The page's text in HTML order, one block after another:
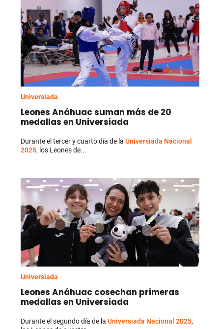
Universiada
Leones Anáhuac suman más de 20
medallas en Universiada
Durante el tercer y cuarto día de laUniversiada Nacional
2025, los Leones de...
Universiada
Leones Anáhuac cosechan primeras
medallas en Universiada
Durante el segundo día de laUniversiada Nacional 2025,